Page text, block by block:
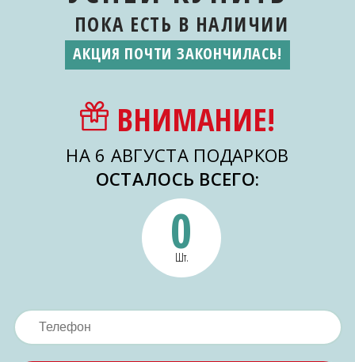
ПОКА ЕСТЬ В НАЛИЧИИ
АКЦИЯ ПОЧТИ ЗАКОНЧИЛАСЬ!
ВНИМАНИЕ!
НА 6 АВГУСТА ПОДАРКОВ
ОСТАЛОСЬ ВСЕГО:
0
Шт.